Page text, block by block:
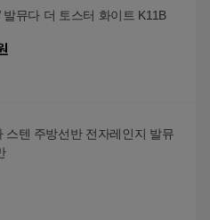
발뮤다 더 토스터 화이트 K11B
스텐 주방선반 전자레인지 발뮤